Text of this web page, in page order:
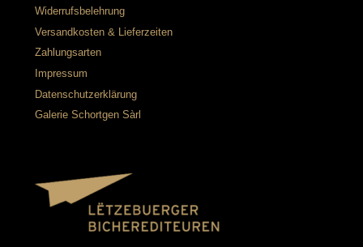
Widerrufsbelehrung
Versandkosten & Lieferzeiten
Zahlungsarten
Impressum
Datenschutzerklärung
Galerie Schortgen Sàrl